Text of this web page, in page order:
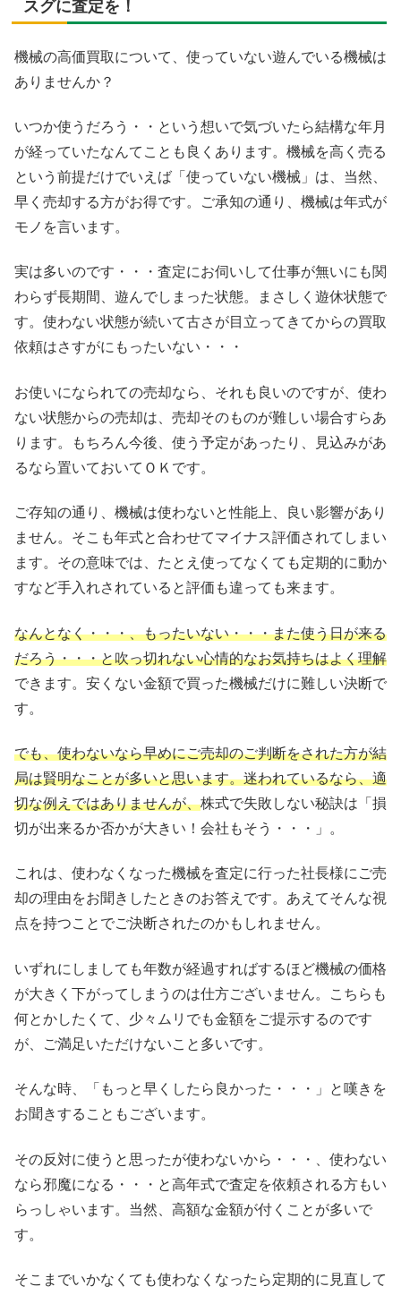
スグに査定を！
機械の高価買取について、使っていない遊んでいる機械は
ありませんか？
いつか使うだろう・・という想いで気づいたら結構な年月
が経っていたなんてことも良くあります。機械を高く売る
という前提だけでいえば「使っていない機械」は、当然、
早く売却する方がお得です。ご承知の通り、機械は年式が
モノを言います。
実は多いのです・・・査定にお伺いして仕事が無いにも関
わらず長期間、遊んでしまった状態。まさしく遊休状態で
す。使わない状態が続いて古さが目立ってきてからの買取
依頼はさすがにもったいない・・・
お使いになられての売却なら、それも良いのですが、使わ
ない状態からの売却は、売却そのものが難しい場合すらあ
ります。もちろん今後、使う予定があったり、見込みがあ
るなら置いておいてＯＫです。
ご存知の通り、機械は使わないと性能上、良い影響があり
ません。そこも年式と合わせてマイナス評価されてしまい
ます。その意味では、たとえ使ってなくても定期的に動か
すなど手入れされていると評価も違っても来ます。
なんとなく・・・、もったいない・・・また使う日が来る
だろう・・・と吹っ切れない心情的なお気持ちはよく理解
できます。安くない金額で買った機械だけに難しい決断で
す。
でも、使わないなら早めにご売却のご判断をされた方が結
局は賢明なことが多いと思います。迷われているなら、適
切な例えではありませんが、株式で失敗しない秘訣は「損
切が出来るか否かが大きい！会社もそう・・・」。
これは、使わなくなった機械を査定に行った社長様にご売
却の理由をお聞きしたときのお答えです。あえてそんな視
点を持つことでご決断されたのかもしれません。
いずれにしましても年数が経過すればするほど機械の価格
が大きく下がってしまうのは仕方ございません。こちらも
何とかしたくて、少々ムリでも金額をご提示するのです
が、ご満足いただけないこと多いです。
そんな時、「もっと早くしたら良かった・・・」と嘆きを
お聞きすることもございます。
その反対に使うと思ったが使わないから・・・、使わない
なら邪魔になる・・・と高年式で査定を依頼される方もい
らっしゃいます。当然、高額な金額が付くことが多いで
す。
そこまでいかなくても使わなくなったら定期的に見直して